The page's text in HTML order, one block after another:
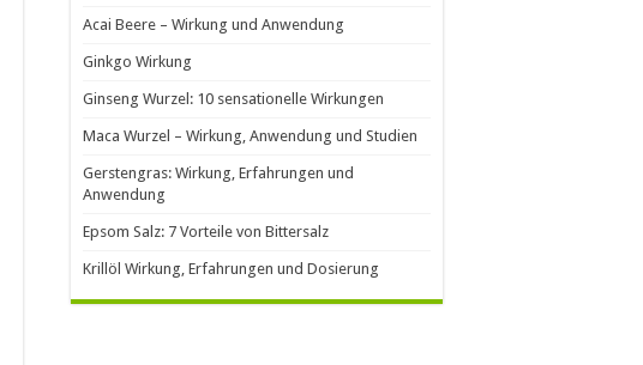
Acai Beere – Wirkung und Anwendung
Ginkgo Wirkung
Ginseng Wurzel: 10 sensationelle Wirkungen
Maca Wurzel – Wirkung, Anwendung und Studien
Gerstengras: Wirkung, Erfahrungen und
Anwendung
Epsom Salz: 7 Vorteile von Bittersalz
Krillöl Wirkung, Erfahrungen und Dosierung